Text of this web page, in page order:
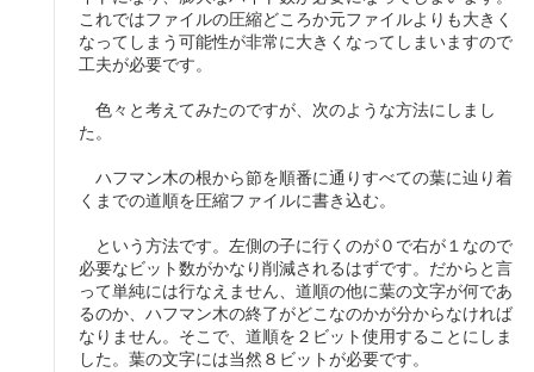
これではファイルの圧縮どころか元ファイルよりも大きく
なってしまう可能性が非常に大きくなってしまいますので
工夫が必要です。
色々と考えてみたのですが、次のような方法にしまし
た。
ハフマン木の根から節を順番に通りすべての葉に辿り着
くまでの道順を圧縮ファイルに書き込む。
という方法です。左側の子に行くのが０で右が１なので
必要なビット数がかなり削減されるはずです。だからと言
って単純には行なえません、道順の他に葉の文字が何であ
るのか、ハフマン木の終了がどこなのかが分からなければ
なりません。そこで、道順を２ビット使用することにしま
した。葉の文字には当然８ビットが必要です。